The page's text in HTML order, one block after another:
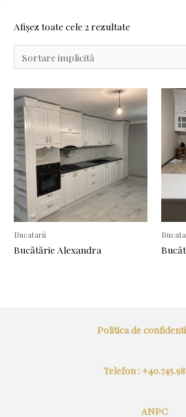
Afișez toate cele 2 rezultate
Bucatarii
Bucătărie Alexandra
Politica de
Telefon :
ANPC